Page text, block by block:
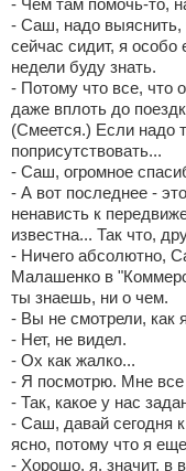
- Чем там помочь-то,
- Саш, надо выяснить,
сейчас сидит, я
недели буду знать.
- Потому что все, что
даже вплоть до
(Смеется.) Если надо
поприсутствовать...
- Саш, огромное
- А вот последнее -
ненависть к
известна... Так что,
- Ничего абсолютно,
Малашенко в
ты знаешь, ни о чем.
- Вы не смотрели, как
- Нет, не видел.
- Ох как жалко...
- Я посмотрю. Мне все
- Так, какое у нас
- Саш, давай сегодня
ясно, потому что я
- Хорошо, я, значит, в